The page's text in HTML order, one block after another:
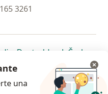
3261
pestaña
una nueva pestaña
abre en una nueva pestaña
se abre en una nueva
Deutschlandse abre en
Česko
pestaña
en una nueva pestaña
se abre en una nueva pestaña
Brasil se abre en una nueva
se abre en
se
se abre en una nueva
una